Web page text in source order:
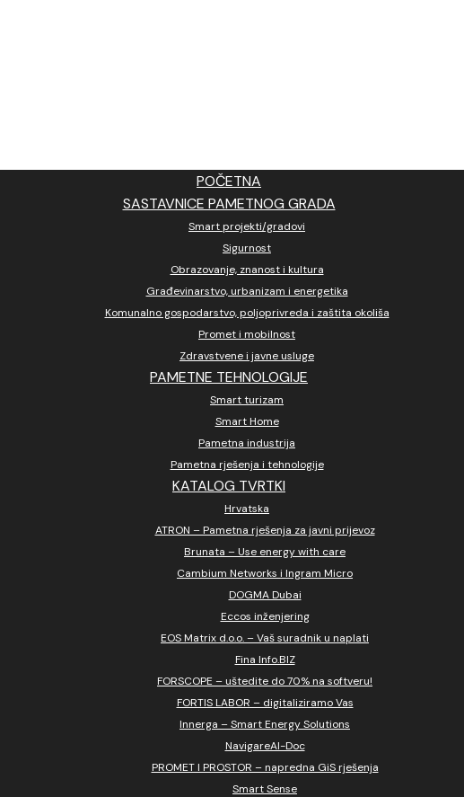
POČETNA
SASTAVNICE PAMETNOG GRADA
Smart projekti/gradovi
Sigurnost
Obrazovanje, znanost i kultura
Građevinarstvo, urbanizam i energetika
Komunalno gospodarstvo, poljoprivreda i zaštita okoliša
Promet i mobilnost
Zdravstvene i javne usluge
PAMETNE TEHNOLOGIJE
Smart turizam
Smart Home
Pametna industrija
Pametna rješenja i tehnologije
KATALOG TVRTKI
Hrvatska
ATRON – Pametna rješenja za javni prijevoz
Brunata – Use energy with care
Cambium Networks i Ingram Micro
DOGMA Dubai
Eccos inženjering
EOS Matrix d.o.o. – Vaš suradnik u naplati
Fina Info.BIZ
FORSCOPE – uštedite do 70% na softveru!
FORTIS LABOR – digitaliziramo Vas
Innerga – Smart Energy Solutions
NavigareAI-Doc
PROMET I PROSTOR – napredna GiS rješenja
Smart Sense